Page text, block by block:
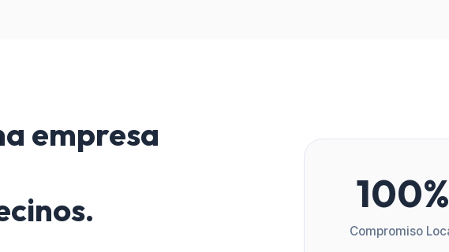
empresa
100%
Compromiso